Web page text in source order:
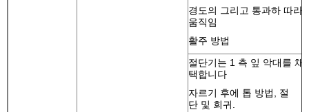
경도의 그리고 통과하 따라
움직임
활주 방법
절단기는 1 측 잎 악대를 채
택합니다
자르기 후에 톱 방법, 절
단 및 회귀.